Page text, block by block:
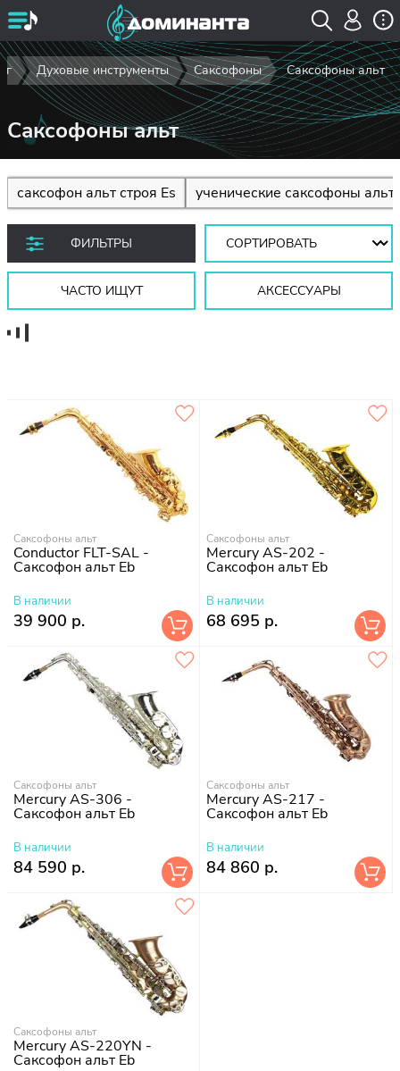
Духовые инструменты Саксофоны Саксофоны альт
Саксофоны альт
саксофон альт строя Es ученические саксофоны альт
ФИЛЬТРЫ
Сортировать:
ЧАСТО ИЩУТ АКСЕССУАРЫ
Саксофоны альт
Conductor FLT-SAL -
Саксофон альт Eb
В наличии
39 900 р.
Саксофоны альт
Mercury AS-202 -
Саксофон альт Eb
В наличии
68 695 р.
Саксофоны альт
Mercury AS-306 -
Саксофон альт Eb
В наличии
84 590 р.
Саксофоны альт
Mercury AS-217 -
Саксофон альт Eb
В наличии
84 860 р.
Саксофоны альт
Mercury AS-220YN -
Саксофон альт Eb